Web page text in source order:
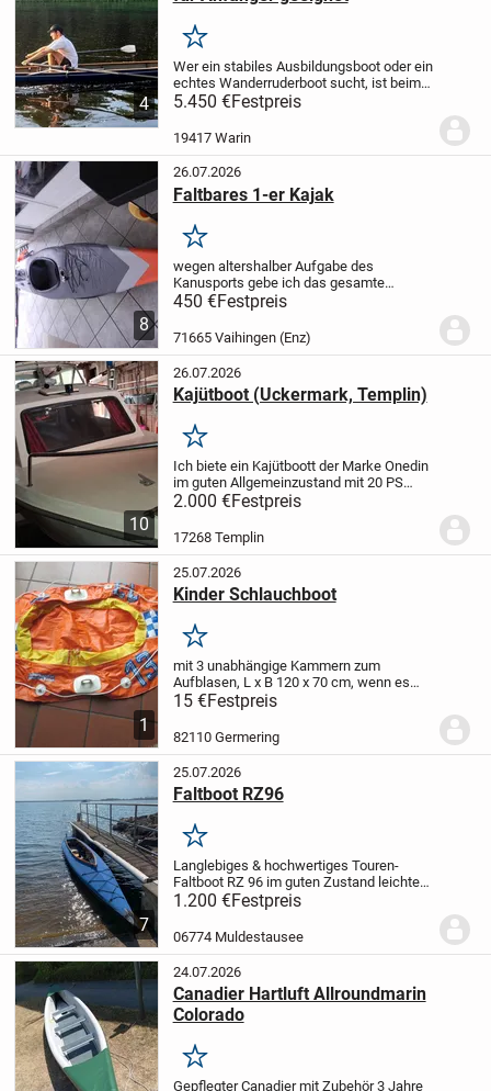
4
Merken
Wer ein stabiles Ausbildungsboot oder ein
echtes Wanderruderboot sucht, ist beim
E-Einer richtig.Das Boot liegt extrem
stabil im Wasser und ist auch bei starken
Wellengang gut und trocken zu...
5.450 €Festpreis
19417 Warin
8
26.07.2026
Faltbares 1-er Kajak
Merken
wegen altershalber Aufgabe des
Kanusports gebe ich das gesamte
neuwertige Equipent zum
Schnäppchenpreis von € 450
ab.Nachfolgend und im Bildmaterial sind
die einzelnen Bestandteile des
Equipment...
450 €Festpreis
71665 Vaihingen (Enz)
10
26.07.2026
Kajütboot (Uckermark, Templin)
Merken
Ich biete ein Kajütboott der Marke Onedin
im guten Allgemeinzustand mit 20 PS
Hondamotor (ultraschallgereinigt).
6,50, Breite 2,15 m
JahreStabiler GFK Rumpf mit
fortgeschrittenen...
2.000 €Festpreis
17268 Templin
1
25.07.2026
Kinder Schlauchboot
Merken
mit 3 unabhängige Kammern zum
Aufblasen, L x B 120 x 70 cm, wenn es
nicht aufgeblasen ist, Tragkraft bis 40
kg, 2 rote Paddel sind auch dabei
15 €Festpreis
82110 Germering
7
25.07.2026
Faltboot RZ96
Merken
Langlebiges & hochwertiges Touren-
Faltboot RZ 96 im guten Zustand leichte
Gebrauchsspuren Schneller Aufbau dank
Edelstahl-Beschläge
Packmaß - ideal für Reisen
1.200 €Festpreis
06774 Muldestausee
24.07.2026
Canadier Hartluft Allroundmarin
Colorado
Merken
Gepflegter Canadier mit Zubehör 3 Jahre